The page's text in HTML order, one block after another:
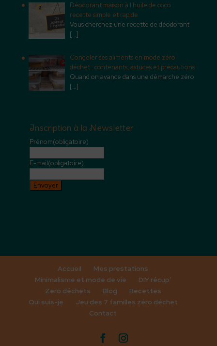
Déodorant maison à l’huile de coco :
recette simple et rapide
Vous cherchez une recette de déodorant
[…]
Congeler ses aliments en mode zéro
déchet : contenants, astuces et précautions
Quand on avance dans une démarche zéro
[…]
Inscription à la Newsletter
Prénom(obligatoire)
E-mail(obligatoire)
Envoyer
Accueil
Mes prestations
Minimalisme et mode de vie
DIY récup’
Zero déchets
Blog
Recettes
Qui suis-je
Jeu des 7 familles zéro déchet
Contact